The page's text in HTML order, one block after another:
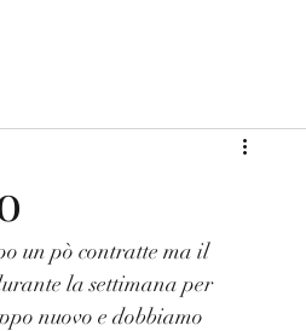
un pò contratte ma il
la settimana per
nuovo e dobbiamo